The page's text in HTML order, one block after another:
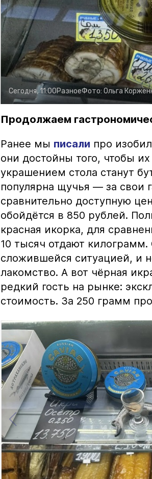
Сегодня, 11:00РазноеФото: Ольга
Продолжаем
Ранее мы писали про
они достойны того, чтобы
украшением стола станут
популярна щучья — за свои
сравнительно доступную
обойдётся в 850 рублей.
красная икорка, для
10 тысяч отдают
сложившейся ситуацией, и
лакомство. А вот чёрная
редкий гость на рынке:
стоимость. За 250 грамм